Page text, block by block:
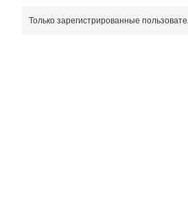
Только зарегистрированные